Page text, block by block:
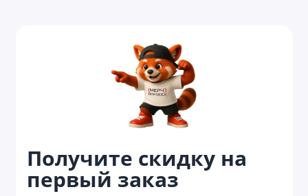
Получите скидку на
первый заказ
Reflector